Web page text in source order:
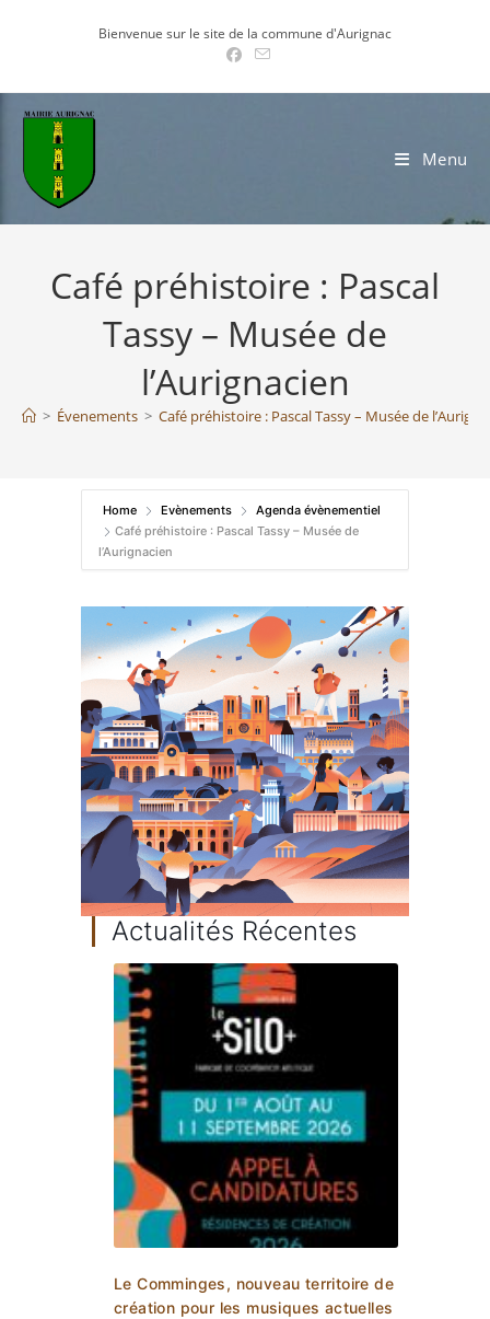
Bienvenue sur le site de la commune d'Aurignac
Menu
Café préhistoire : Pascal
Tassy – Musée de
l’Aurignacien
> Évenements > Café préhistoire : Pascal Tassy – Musée de
Home Evènements
Agenda évènementiel
Café préhistoire : Pascal Tassy – Musée de
l’Aurignacien
Actualités Récentes
Le Comminges, nouveau territoire de
création pour les musiques actuelles